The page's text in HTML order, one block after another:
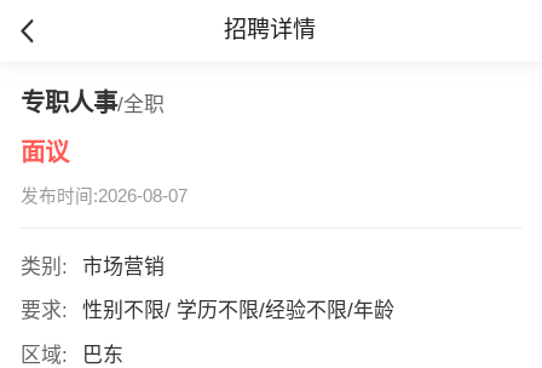
招聘详情
专职人事/全职
面议
发布时间:2026-08-07
类别:
市场营销
要求:
性别不限/ 学历不限/经验不限/年龄
区域:
巴东